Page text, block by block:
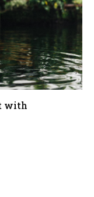
with